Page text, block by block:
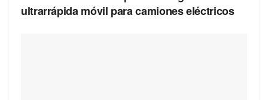
ultrarrápida móvil para camiones eléctricos